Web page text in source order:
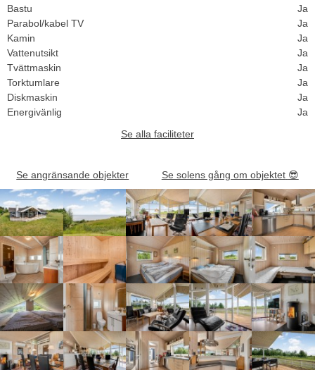
Bastu
Ja
Parabol/kabel TV
Ja
Kamin
Ja
Vattenutsikt
Ja
Tvättmaskin
Ja
Torktumlare
Ja
Diskmaskin
Ja
Energivänlig
Ja
Se alla faciliteter
Se angränsande objekter Se solens gång om objektet 😎